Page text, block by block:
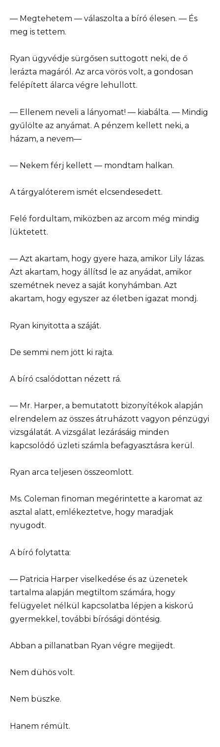
— Megtehetem — válaszolta a bíró élesen. — És
meg is tettem.
Ryan ügyvédje sürgősen suttogott neki, de ő
lerázta magáról. Az arca vörös volt, a gondosan
felépített álarca végre lehullott.
— Ellenem neveli a lányomat! — kiabálta. — Mindig
gyűlölte az anyámat. A pénzem kellett neki, a
házam, a nevem—
— Nekem férj kellett — mondtam halkan.
A tárgyalóterem ismét elcsendesedett.
Felé fordultam, miközben az arcom még mindig
lüktetett.
— Azt akartam, hogy gyere haza, amikor Lily lázas.
Azt akartam, hogy állítsd le az anyádat, amikor
szemétnek nevez a saját konyhámban. Azt
akartam, hogy egyszer az életben igazat mondj.
Ryan kinyitotta a száját.
De semmi nem jött ki rajta.
A bíró csalódottan nézett rá.
— Mr. Harper, a bemutatott bizonyítékok alapján
elrendelem az összes átruházott vagyon pénzügyi
vizsgálatát. A vizsgálat lezárásáig minden
kapcsolódó üzleti számla befagyasztásra kerül.
Ryan arca teljesen összeomlott.
Ms. Coleman finoman megérintette a karomat az
asztal alatt, emlékeztetve, hogy maradjak
nyugodt.
A bíró folytatta:
— Patricia Harper viselkedése és az üzenetek
tartalma alapján megtiltom számára, hogy
felügyelet nélkül kapcsolatba lépjen a kiskorú
gyermekkel, további bírósági döntésig.
Abban a pillanatban Ryan végre megijedt.
Nem dühös volt.
Nem büszke.
Hanem rémült.